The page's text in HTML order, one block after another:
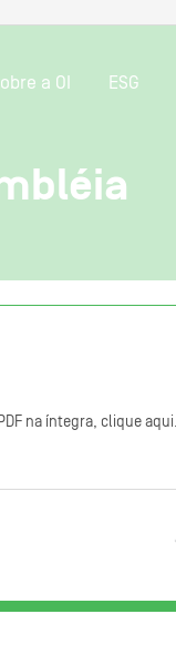
a OI ESG
na íntegra, clique aqui.